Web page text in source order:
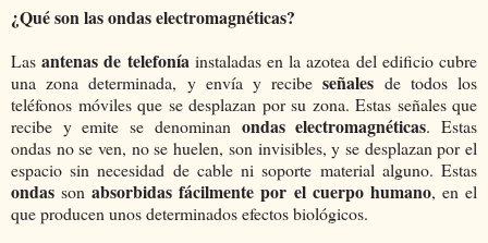
¿Qué son las ondas electromagnéticas?
Lasantenas de telefonía instaladas en la azotea del edificio cubre
una zona determinada, y envía y recibeseñales de todos los
teléfonos móviles que se desplazan por su zona. Estas señales que
recibe y emite se denominan ondas electromagnéticas. Estas
ondas no se ven, no se huelen, son invisibles, y se desplazan por el
espacio sin necesidad de cable ni soporte material alguno. Estas
ondassonabsorbidas fácilmente por el cuerpo humano, en el
que producen unos determinados efectos biológicos.